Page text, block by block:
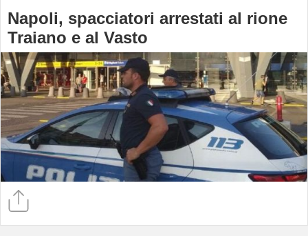
Napoli, spacciatori arrestati al rione
Traiano e al Vasto